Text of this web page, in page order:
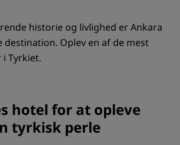
historie og livlighed er Ankara
destination. Oplev en af de mest
i Tyrkiet.
hotel for at opleve
tyrkisk perle